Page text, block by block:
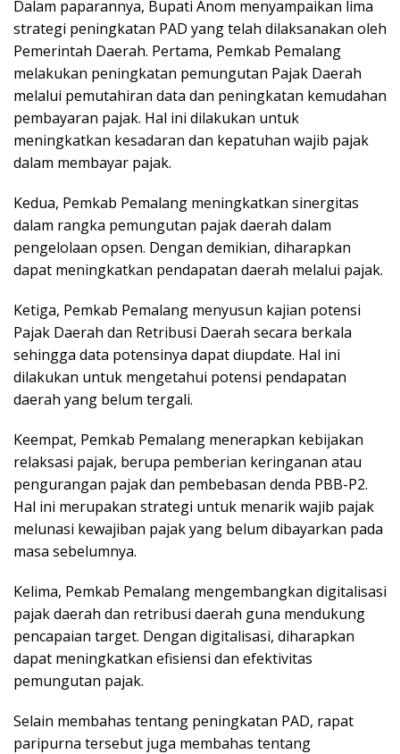
Dalam paparannya, Bupati Anom menyampaikan lima
strategi peningkatan PAD yang telah dilaksanakan oleh
Pemerintah Daerah. Pertama, Pemkab Pemalang
melakukan peningkatan pemungutan Pajak Daerah
melalui pemutahiran data dan peningkatan kemudahan
pembayaran pajak. Hal ini dilakukan untuk
meningkatkan kesadaran dan kepatuhan wajib pajak
dalam membayar pajak.
Kedua, Pemkab Pemalang meningkatkan sinergitas
dalam rangka pemungutan pajak daerah dalam
pengelolaan opsen. Dengan demikian, diharapkan
dapat meningkatkan pendapatan daerah melalui pajak.
Ketiga, Pemkab Pemalang menyusun kajian potensi
Pajak Daerah dan Retribusi Daerah secara berkala
sehingga data potensinya dapat diupdate. Hal ini
dilakukan untuk mengetahui potensi pendapatan
daerah yang belum tergali.
Keempat, Pemkab Pemalang menerapkan kebijakan
relaksasi pajak, berupa pemberian keringanan atau
pengurangan pajak dan pembebasan denda PBB-P2.
Hal ini merupakan strategi untuk menarik wajib pajak
melunasi kewajiban pajak yang belum dibayarkan pada
masa sebelumnya.
Kelima, Pemkab Pemalang mengembangkan digitalisasi
pajak daerah dan retribusi daerah guna mendukung
pencapaian target. Dengan digitalisasi, diharapkan
dapat meningkatkan efisiensi dan efektivitas
pemungutan pajak.
Selain membahas tentang peningkatan PAD, rapat
paripurna tersebut juga membahas tentang